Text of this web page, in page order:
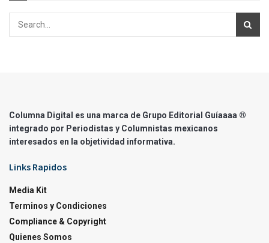
Columna Digital es una marca de Grupo Editorial Guíaaaa ®
integrado por Periodistas y Columnistas mexicanos
interesados en la objetividad informativa.
Links Rapidos
Media Kit
Terminos y Condiciones
Compliance & Copyright
Quienes Somos